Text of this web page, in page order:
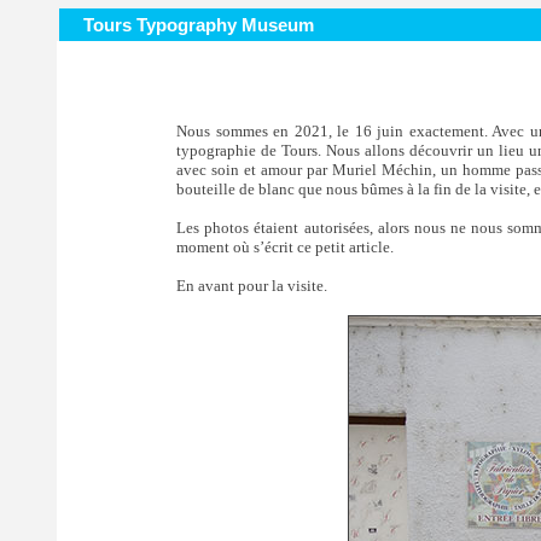
Tours Typography Museum
Nous sommes en 2021, le 16 juin exactement. Avec
typographie de Tours. Nous allons découvrir un lieu
avec soin et amour par Muriel Méchin, un homme
bouteille de blanc que nous bûmes à la fin de la visite,
Les photos étaient autorisées, alors nous ne nous
moment où s’écrit ce petit article.
En avant pour la visite.